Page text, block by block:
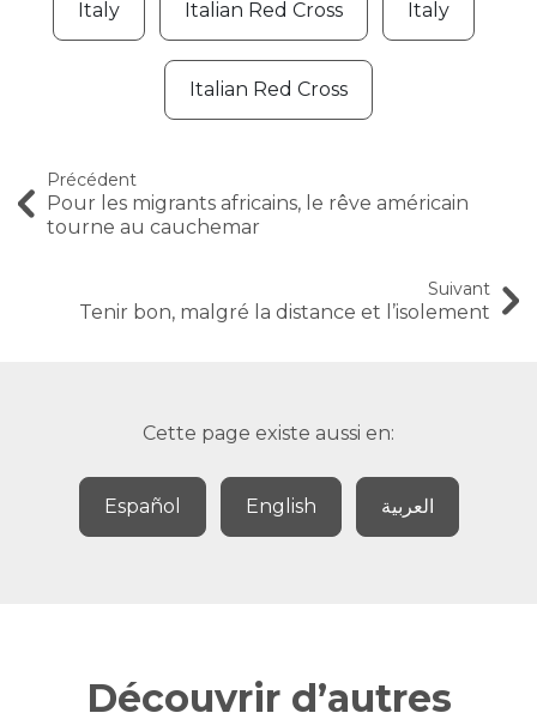
Italy Italian Red Cross Italy
Italian Red Cross
Précédent
Pour les migrants africains, le rêve américain
tourne au cauchemar
Suivant
Tenir bon, malgré la distance et l’isolement
Cette page existe aussi en:
Español English العربية
Découvrir d’autres